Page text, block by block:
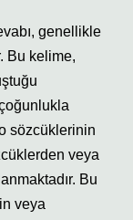
genellikle
Bu kelime,
sözcüklerinin
veya
Bu
veya